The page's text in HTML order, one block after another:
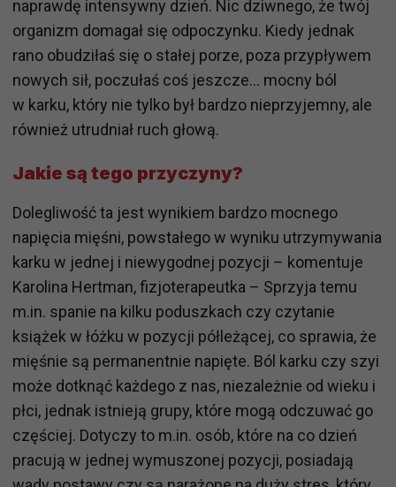
naprawdę intensywny dzień. Nic dziwnego, że twój
organizm domagał się odpoczynku. Kiedy jednak
rano obudziłaś się o stałej porze, poza przypływem
nowych sił, poczułaś coś jeszcze… mocny ból
w karku, który nie tylko był bardzo nieprzyjemny, ale
również utrudniał ruch głową.
Jakie są tego przyczyny?
Dolegliwość ta jest wynikiem bardzo mocnego
napięcia mięśni, powstałego w wyniku utrzymywania
karku w jednej i niewygodnej pozycji – komentuje
Karolina Hertman, fizjoterapeutka – Sprzyja temu
m.in. spanie na kilku poduszkach czy czytanie
książek w łóżku w pozycji półleżącej, co sprawia, że
mięśnie są permanentnie napięte. Ból karku czy szyi
może dotknąć każdego z nas, niezależnie od wieku i
płci, jednak istnieją grupy, które mogą odczuwać go
częściej. Dotyczy to m.in. osób, które na co dzień
pracują w jednej wymuszonej pozycji, posiadają